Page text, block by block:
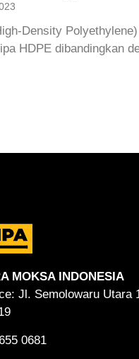
Density
HDPE dibandingkan
MOKSA INDONESIA
Jl. Semolowaru Utara
0681